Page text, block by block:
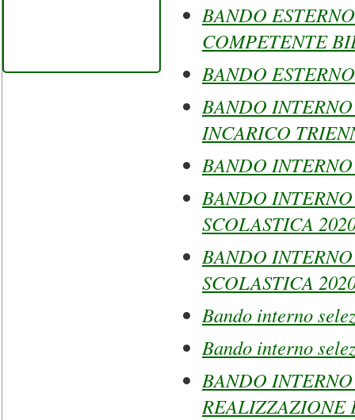
BANDO
COMPETENTE
BANDO
BANDO
INCARICO
BANDO
BANDO
SCOLASTICA
BANDO
SCOLASTICA
Bando interno
Bando interno
BANDO
REALIZZAZIONE